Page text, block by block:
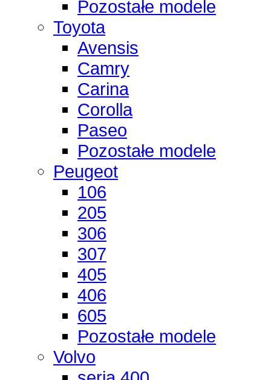
Pozostałe modele
Toyota
Avensis
Camry
Carina
Corolla
Paseo
Pozostałe modele
Peugeot
106
205
306
307
405
406
605
Pozostałe modele
Volvo